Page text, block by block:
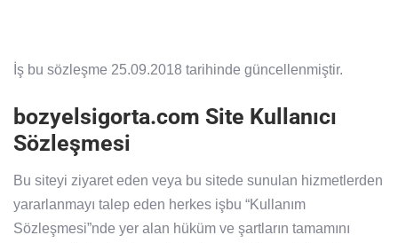
İş bu sözleşme 25.09.2018 tarihinde güncellenmiştir.
bozyelsigorta.com Site Kullanıcı
Sözleşmesi
Bu siteyi ziyaret eden veya bu sitede sunulan hizmetlerden
yararlanmayı talep eden herkes işbu “Kullanım
Sözleşmesi”nde yer alan hüküm ve şartların tamamını